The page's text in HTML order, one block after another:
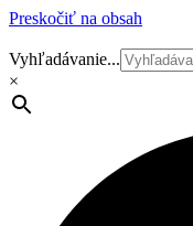
Preskočiť na obsah
Vyhľadávanie...
×